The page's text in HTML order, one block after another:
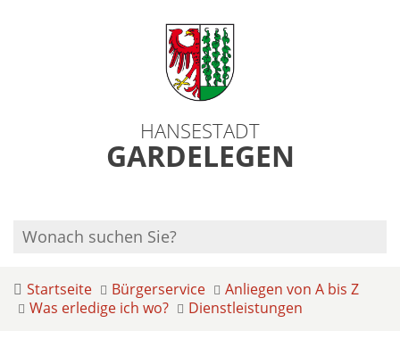
HANSESTADT
GARDELEGEN
Startseite Bürgerservice
Anliegen von A bis Z
Was erledige ich wo?
Dienstleistungen